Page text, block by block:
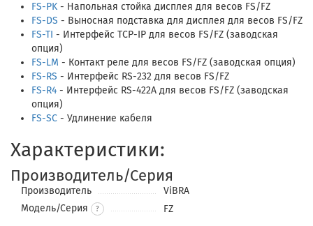
FS-PK - Напольная стойка дисплея для весов FS/FZ
FS-DS - Выносная подставка для дисплея для весов FS/FZ
FS-TI - Интерфейс TCP-IP для весов FS/FZ (заводская
опция)
FS-LM - Контакт реле для весов FS/FZ (заводская опция)
FS-RS - Интерфейс RS-232 для весов FS/FZ
FS-R4 - Интерфейс RS-422A для весов FS/FZ (заводская
опция)
FS-SC - Удлинение кабеля
Характеристики:
Производитель/Серия
Производитель
ViBRA
Модель/Серия
? FZ